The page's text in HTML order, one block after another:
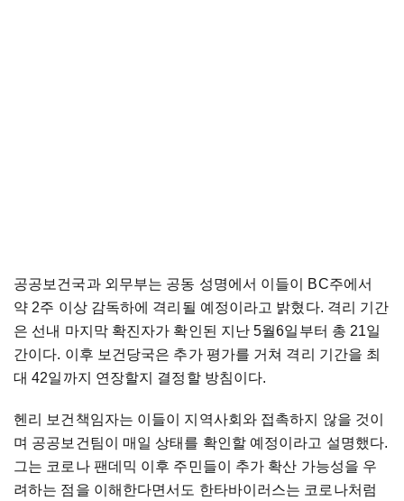
공공보건국과 외무부는 공동 성명에서 이들이 BC주에서
약 2주 이상 감독하에 격리될 예정이라고 밝혔다. 격리 기간
은 선내 마지막 확진자가 확인된 지난 5월6일부터 총 21일
간이다. 이후 보건당국은 추가 평가를 거쳐 격리 기간을 최
대 42일까지 연장할지 결정할 방침이다.
헨리 보건책임자는 이들이 지역사회와 접촉하지 않을 것이
며 공공보건팀이 매일 상태를 확인할 예정이라고 설명했다.
그는 코로나 팬데믹 이후 주민들이 추가 확산 가능성을 우
려하는 점을 이해한다면서도 한타바이러스는 코로나처럼